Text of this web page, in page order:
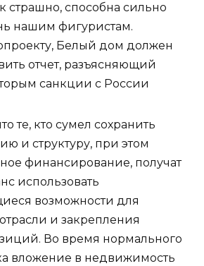
страшно, способна сильно
нашим фигуристам.
Белый дом должен
отчет, разъясняющий
санкции с России
те, кто сумел сохранить
и структуру, при этом
финансирование, получат
использовать
возможности для
и закрепления
Во время нормального
вложение в недвижимость